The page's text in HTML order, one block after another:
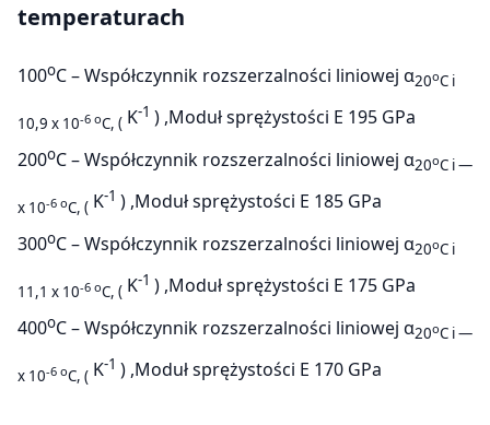
temperaturach
100oC – Współczynnik rozszerzalności liniowej α20oC i
10,9 x 10-6 oC, ( K-1 ) ,Moduł sprężystości E 195 GPa
200oC – Współczynnik rozszerzalności liniowej α20oC i —
x 10-6 oC, ( K-1 ) ,Moduł sprężystości E 185 GPa
300oC – Współczynnik rozszerzalności liniowej α20oC i
11,1 x 10-6 oC, ( K-1 ) ,Moduł sprężystości E 175 GPa
400oC – Współczynnik rozszerzalności liniowej α20oC i —
x 10-6 oC, ( K-1 ) ,Moduł sprężystości E 170 GPa